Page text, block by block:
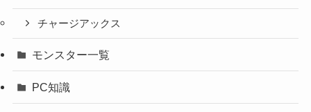
チャージアックス
モンスター一覧
PC知識